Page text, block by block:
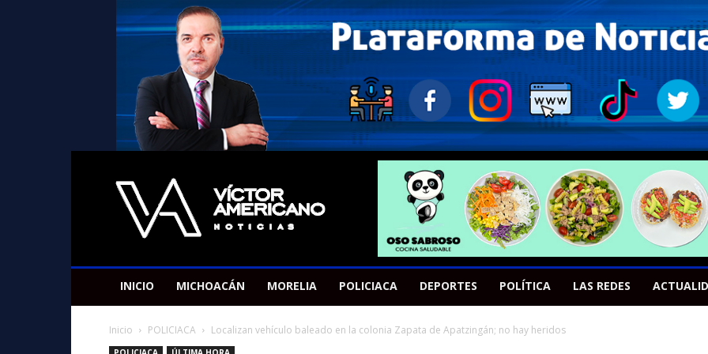
Americano
Victor
INICIO MICHOACÁN MORELIA POLICIACA DEPORTES POLÍTICA LAS REDES
Inicio POLICIACA Localizan vehículo baleado en la colonia Zapata de Apatzingán; no hay heridos